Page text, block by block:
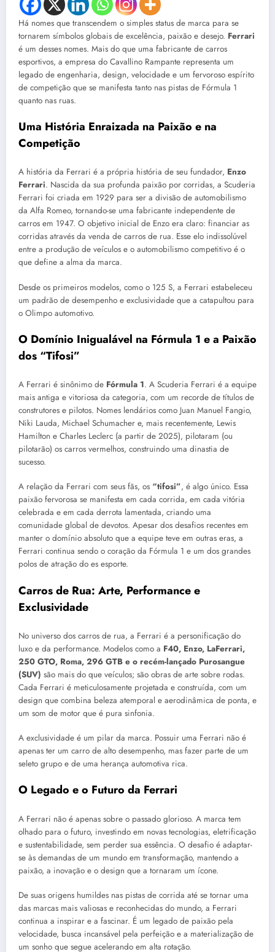
Há nomes que transcendem o simples status de marca para se
tornarem símbolos globais de excelência, paixão e desejo. Ferrari
é um desses nomes. Mais do que uma fabricante de carros
esportivos, a empresa do Cavallino Rampante representa um
legado de engenharia, design, velocidade e um fervoroso espírito
de competição que se manifesta tanto nas pistas de Fórmula 1
quanto nas ruas.
Uma História Enraizada na Paixão e na
Competição
A história da Ferrari é a própria história de seu fundador, Enzo
Ferrari. Nascida da sua profunda paixão por corridas, a Scuderia
Ferrari foi criada em 1929 para ser a divisão de automobilismo
da Alfa Romeo, tornando-se uma fabricante independente de
carros em 1947. O objetivo inicial de Enzo era claro: financiar as
corridas através da venda de carros de rua. Esse elo indissolúvel
entre a produção de veículos e o automobilismo competitivo é o
que define a alma da marca.
Desde os primeiros modelos, como o 125 S, a Ferrari estabeleceu
um padrão de desempenho e exclusividade que a catapultou para
o Olimpo automotivo.
O Domínio Inigualável na Fórmula 1 e a Paixão
dos “Tifosi”
A Ferrari é sinônimo de Fórmula 1. A Scuderia Ferrari é a equipe
mais antiga e vitoriosa da categoria, com um recorde de títulos de
construtores e pilotos. Nomes lendários como Juan Manuel Fangio,
Niki Lauda, Michael Schumacher e, mais recentemente, Lewis
Hamilton e Charles Leclerc (a partir de 2025), pilotaram (ou
pilotarão) os carros vermelhos, construindo uma dinastia de
sucesso.
A relação da Ferrari com seus fãs, os “tifosi”, é algo único. Essa
paixão fervorosa se manifesta em cada corrida, em cada vitória
celebrada e em cada derrota lamentada, criando uma
comunidade global de devotos. Apesar dos desafios recentes em
manter o domínio absoluto que a equipe teve em outras eras, a
Ferrari continua sendo o coração da Fórmula 1 e um dos grandes
polos de atração do es esporte.
Carros de Rua: Arte, Performance e
Exclusividade
No universo dos carros de rua, a Ferrari é a personificação do
luxo e da performance. Modelos como a F40, Enzo, LaFerrari,
250 GTO, Roma, 296 GTB e o recém-lançado Purosangue
(SUV) são mais do que veículos; são obras de arte sobre rodas.
Cada Ferrari é meticulosamente projetada e construída, com um
design que combina beleza atemporal e aerodinâmica de ponta, e
um som de motor que é pura sinfonia.
A exclusividade é um pilar da marca. Possuir uma Ferrari não é
apenas ter um carro de alto desempenho, mas fazer parte de um
seleto grupo e de uma herança automotiva rica.
O Legado e o Futuro da Ferrari
A Ferrari não é apenas sobre o passado glorioso. A marca tem
olhado para o futuro, investindo em novas tecnologias, eletrificação
e sustentabilidade, sem perder sua essência. O desafio é adaptar-
se às demandas de um mundo em transformação, mantendo a
paixão, a inovação e o design que a tornaram um ícone.
De suas origens humildes nas pistas de corrida até se tornar uma
das marcas mais valiosas e reconhecidas do mundo, a Ferrari
continua a inspirar e a fascinar. É um legado de paixão pela
velocidade, busca incansável pela perfeição e a materialização de
um sonho que segue acelerando em alta rotação.